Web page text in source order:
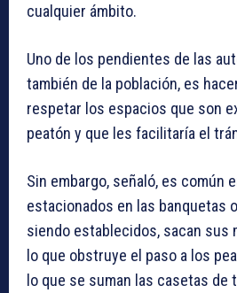
cualquier ámbito.
Uno de los pendientes de las
también de la población, es
respetar los espacios que son
peatón y que les facilitaría el
Sin embargo, señaló, es común
estacionados en las banquetas
siendo establecidos, sacan sus
lo que obstruye el paso a los
lo que se suman las casetas de